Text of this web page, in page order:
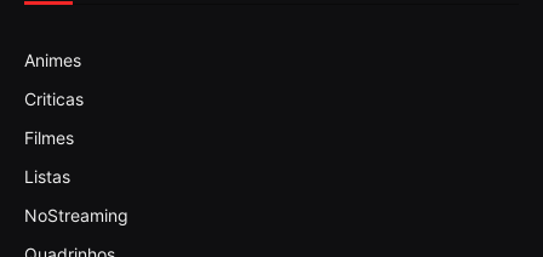
Animes
Criticas
Filmes
Listas
NoStreaming